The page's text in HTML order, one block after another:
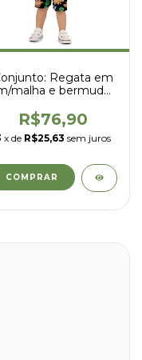
Regata em
malha e bermuda
1001866
R$76,90
x de R$25,63 sem juros
COMPRAR